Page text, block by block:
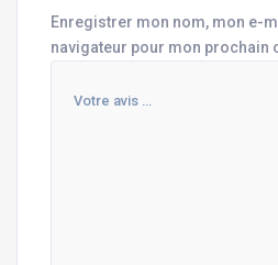
Enregistrer mon nom, mon e-
navigateur pour mon prochain